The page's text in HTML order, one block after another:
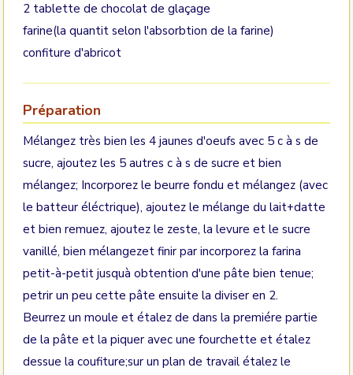
2 tablette de chocolat de glaçage
farine(la quantit selon l'absorbtion de la farine)
confiture d'abricot
Préparation
Mélangez très bien les 4 jaunes d'oeufs avec 5 c à s de
sucre, ajoutez les 5 autres c à s de sucre et bien
mélangez; Incorporez le beurre fondu et mélangez (avec
le batteur éléctrique), ajoutez le mélange du lait+datte
et bien remuez, ajoutez le zeste, la levure et le sucre
vanillé, bien mélangezet finir par incorporez la farina
petit-à-petit jusquà obtention d'une pâte bien tenue;
petrir un peu cette pâte ensuite la diviser en 2.
Beurrez un moule et étalez de dans la premiére partie
de la pâte et la piquer avec une fourchette et étalez
dessue la coufiture;sur un plan de travail étalez le